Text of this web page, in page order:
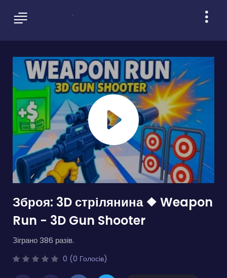
Зброя: 3D стрілянина ❖ Weapon
Run - 3D Gun Shooter
Зіграно 386 разів.
0 (0 Голосів)